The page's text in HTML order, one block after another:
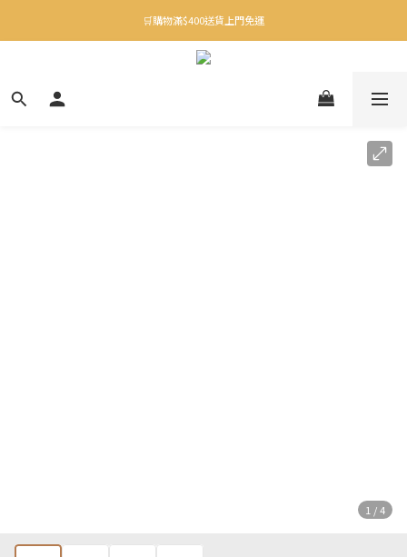
✨下載Three Little Meow App 即享多重禮遇！
🛒購物滿$400送貨上門免運
✨下載Three Little Meow App 即享多重禮遇！
1 / 4